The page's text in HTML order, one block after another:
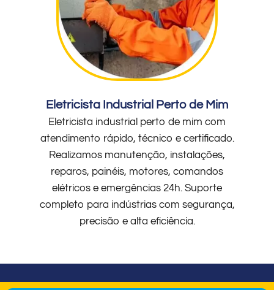
Eletricista Industrial Perto de Mim
Eletricista industrial perto de mim com
atendimento rápido, técnico e certificado.
Realizamos manutenção, instalações,
reparos, painéis, motores, comandos
elétricos e emergências 24h. Suporte
completo para indústrias com segurança,
precisão e alta eficiência.